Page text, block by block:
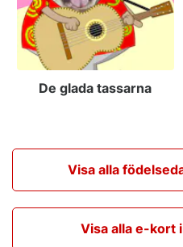
De glada tassarna
Visa alla
Visa alla e-kort